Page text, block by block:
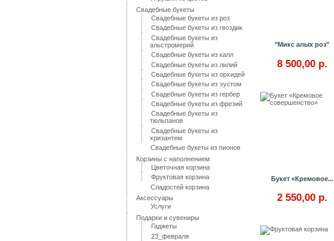
"Микс алых роз"
8 500,00 р.
Букет «Кремовое...
2 550,00 р.
Свадебные букеты
Свадебные букеты из роз
Свадебные букеты из гвоздик
Свадебные букеты из
альстромерий
Свадебные букеты из калл
Свадебные букеты из лилий
Свадебные букеты из орхидей
Свадебные букеты из эустом
Свадебные букеты из гербер
Свадебные букеты из фрезий
Свадебные букеты из
тюльпанов
Свадебные букеты из
хризантем
Свадебные букеты из пионов
Корзины с наполнением
Цветочная корзина
Фруктовая корзина
Сладостей корзина
Аксессуары
Услуги
Подарки и сувениры
Гаджеты
23_февраля